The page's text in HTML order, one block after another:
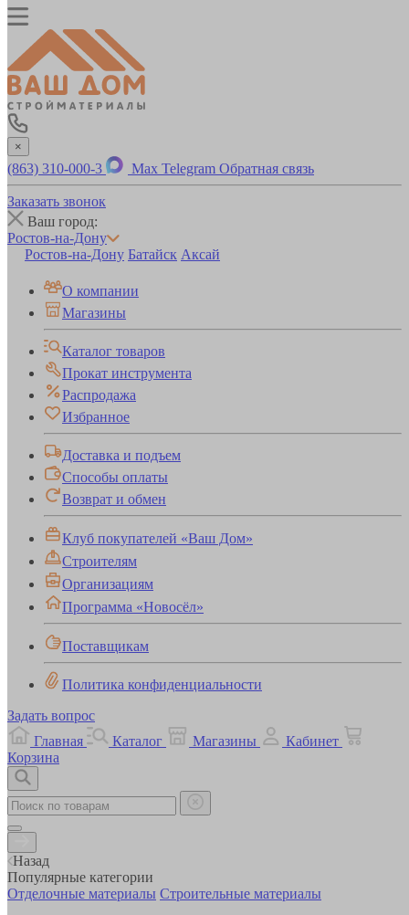
×
(863) 310-000-3 Max Telegram Обратная связь
Заказать звонок
Ваш город:
Ростов-на-Дону
Ростов-на-Дону Батайск Аксай
О компании
Магазины
Каталог товаров
Прокат инструмента
Распродажа
Избранное
Доставка и подъем
Способы оплаты
Возврат и обмен
Клуб покупателей «Ваш Дом»
Строителям
Организациям
Программа «Новосёл»
Поставщикам
Политика конфиденциальности
Задать вопрос
Главная
Каталог Магазины
Кабинет
Корзина
Назад
Популярные категории
Отделочные материалы Строительные материалы